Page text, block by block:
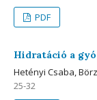
PDF
Hidratáció a
Hetényi Csaba,
25-32